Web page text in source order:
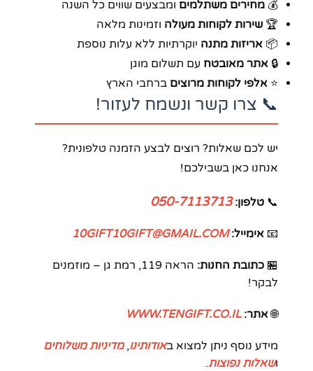
💰 מחירים משתלמים ומבצעים שווים כל השנה
🏆 שירות לקוחות מעולה וזמינות מלאה
📦 אריזות מתנה יוקרתיות ללא עלות נוספת
🔒 אתר מאובטח עם תשלום מוגן
⭐ אלפי לקוחות מרוצים ברחבי הארץ
📞 צרו קשר ונשמח לעזור!
יש לכם שאלות? רוצים לבצע הזמנה טלפונית?
אנחנו כאן בשבילכם!
📞 טלפון: 050-7113713
📧 אימייל: 10GIFT10GIFT@GMAIL.COM
🏪 כתובת החנות:
הראה 119, רמת גן – מוזמנים
לבקר!
🌐אתר: WWW.TENGIFT.CO.IL
מידע נוסף ניתן למצוא באודותינו,מדיניות משלוחים
ושאלות נפוצות.